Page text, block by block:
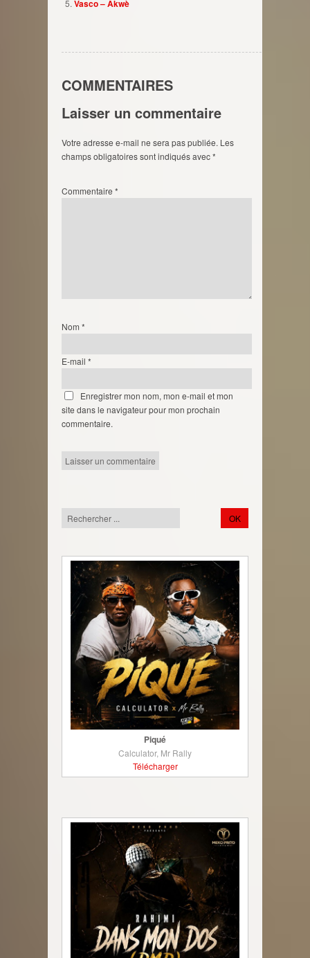
Vasco – Akwè
COMMENTAIRES
Laisser un commentaire
Votre adresse e-mail ne sera pas publiée. Les
champs obligatoires sont indiqués avec*
Commentaire *
Nom *
E-mail *
Enregistrer mon nom, mon e-mail et mon
site dans le navigateur pour mon prochain
commentaire.
Piqué
Calculator, Mr Rally
Télécharger